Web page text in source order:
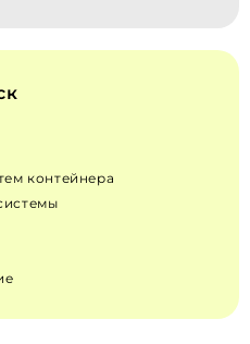
контейнера